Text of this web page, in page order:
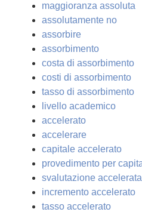
maggioranza assoluta
assolutamente no
assorbire
assorbimento
costa di assorbimento
costi di assorbimento
tasso di assorbimento
livello academico
accelerato
accelerare
capitale accelerato
provedimento per
svalutazione accelerata
incremento accelerato
tasso accelerato